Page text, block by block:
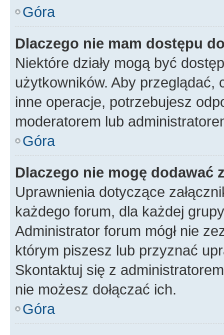
Góra
Dlaczego nie mam dostępu
Niektóre działy mogą być
użytkowników. Aby
inne operacje, potrzebujesz
moderatorem lub
Góra
Dlaczego nie mogę dodawać
Uprawnienia dotyczące
każdego forum, dla każdej
Administrator forum mógł nie
którym piszesz lub przyznać
Skontaktuj się z
nie możesz dołączać ich.
Góra